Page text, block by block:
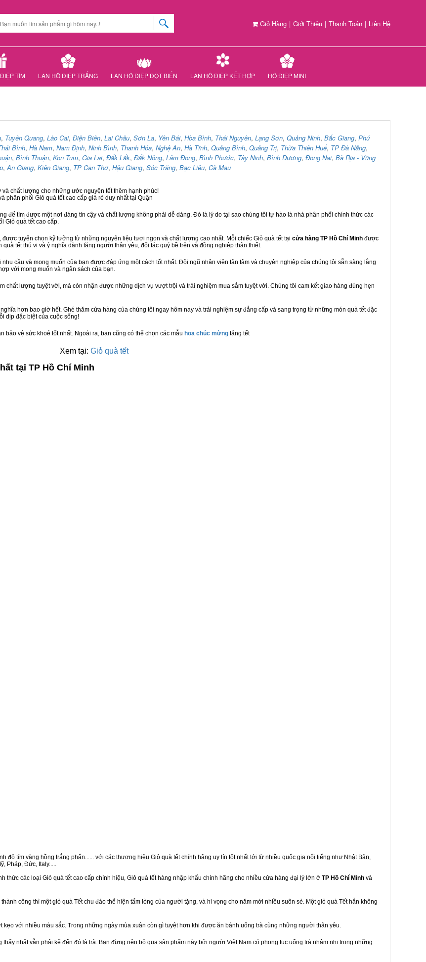
Giỏ Hàng | Giới Thiệu | Thanh Toán | Liên Hệ
TÍM LAN HỒ ĐIỆP TRẮNG LAN HỒ ĐIỆP ĐỘT BIẾN LAN HỒ ĐIỆP KẾT HỢP HỒ ĐIỆP MINI
, Tuyên Quang, Lào Cai, Điện Biên, Lai Châu, Sơn La, Yên Bái, Hòa Bình, Thái Nguyên, Lạng Sơn, Quảng Ninh, Bắc Giang, Phú
Bình, Hà Nam, Nam Định, Ninh Bình, Thanh Hóa, Nghệ An, Hà Tĩnh, Quảng Bình, Quảng Trị, Thừa Thiên Huế, TP Đà Nẵng,
, Bình Thuận, Kon Tum, Gia Lai, Đắk Lắk, Đắk Nông, Lâm Đồng, Bình Phước, Tây Ninh, Bình Dương, Đồng Nai, Bà Rịa - Vũng
,An Giang, Kiên Giang, TP Cần Thơ, Hậu Giang, Sóc Trăng, Bạc Liêu, Cà Mau
và chất lượng cho những ước nguyện tết thêm hạnh phúc!
phân phối Giỏ quà tết cao cấp giá rẻ duy nhất tại Quận
để tìm được một nơi đáng tin cậy và chất lượng không phải dễ dàng. Đó là lý do tại sao chúng tôi tự hào là nhà phân phối chính thức các
Giỏ quà tết cao cấp.
tuyển chọn kỹ lưỡng từ những nguyên liệu tươi ngon và chất lượng cao nhất. Mỗi chiếc Giỏ quà tết tại cửa hàng TP Hồ Chí Minh được
tết thú vị và ý nghĩa dành tặng người thân yêu, đối tác quý bề trên và đồng nghiệp thân thiết.
cầu và mong muốn của bạn được đáp ứng một cách tốt nhất. Đội ngũ nhân viên tận tâm và chuyên nghiệp của chúng tôi sẵn sàng lắng
với mong muốn và ngân sách của bạn.
chất lượng tuyệt vời, mà còn nhận được những dịch vụ vượt trội và trải nghiệm mua sắm tuyệt vời. Chúng tôi cam kết giao hàng đúng hẹn
hơn bao giờ hết. Ghé thăm cửa hàng của chúng tôi ngay hôm nay và trải nghiệm sự đẳng cấp và sang trọng từ những món quà tết đặc
dịp đặc biệt của cuộc sống!
bảo vệ sức khoẻ tốt nhất. Ngoài ra, bạn cũng có thể chọn các mẫu hoa chúc mừng tặng tết
Xem tại: Giỏ quà tết
tại TP Hồ Chí Minh
đỏ tím vàng hồng trắng phấn...... với các thương hiệu Giỏ quà tết chính hãng uy tín tốt nhất tới từ nhiều quốc gia nổi tiếng như Nhật Bản,
Pháp, Đức, Italy.....
thức các loại Giỏ quà tết cao cấp chính hiệu, Giỏ quà tết hàng nhập khẩu chính hãng cho nhiều cửa hàng đại lý lớn ở TP Hồ Chí Minh và
công thì một giỏ quà Tết chu đáo thể hiện tấm lòng của người tặng, và hi vọng cho năm mới nhiều suôn sẻ. Một giỏ quà Tết hẳn không
với nhiều màu sắc. Trong những ngày mùa xuân còn gì tuyệt hơn khi được ăn bánh uống trà cùng những người thân yêu.
nhất vẫn phải kể đến đó là trà. Bạn đừng nên bỏ qua sản phẩm này bởi người Việt Nam có phong tục uống trà nhâm nhi trong những